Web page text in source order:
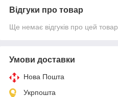
Відгуки про товар
Ще немає відгуків про цей товар
Умови доставки
Нова Пошта
Укрпошта